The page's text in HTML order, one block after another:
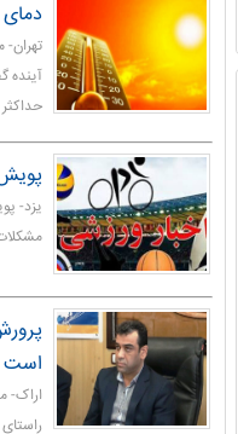
حداکثر
پویش
یزد-
است
اراک-